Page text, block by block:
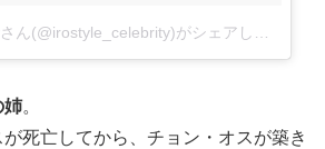
이로스타일_celebrityさん(@irostyle_celebrity)がシェアした投稿
姉。
死亡してから、チョン・オスが築き